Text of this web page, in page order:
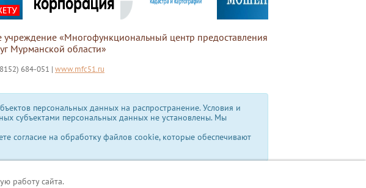
учреждение «Многофункциональный центр предоставления
Мурманской области»
684-051 | www.mfc51.ru
персональных данных на распространение. Условия и
субъектами персональных данных не установлены. Мы
согласие на обработку файлов cookie, которые обеспечивают
работу сайта.